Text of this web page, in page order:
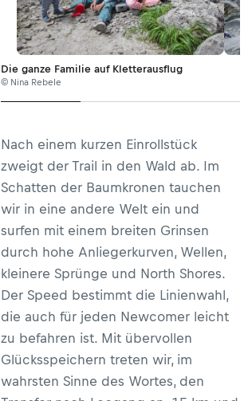
Die ganze Familie auf Kletterausflug
© Nina Rebele
Nach einem kurzen Einrollstück
zweigt der Trail in den Wald ab. Im
Schatten der Baumkronen tauchen
wir in eine andere Welt ein und
surfen mit einem breiten Grinsen
durch hohe Anliegerkurven, Wellen,
kleinere Sprünge und North Shores.
Der Speed bestimmt die Linienwahl,
die auch für jeden Newcomer leicht
zu befahren ist. Mit übervollen
Glücksspeichern treten wir, im
wahrsten Sinne des Wortes, den